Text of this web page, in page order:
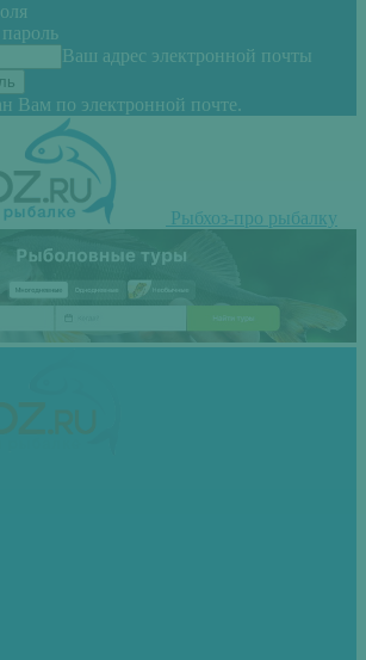
Ваш адрес электронной почты
Вам по электронной почте.
Рыбхоз-про рыбалку